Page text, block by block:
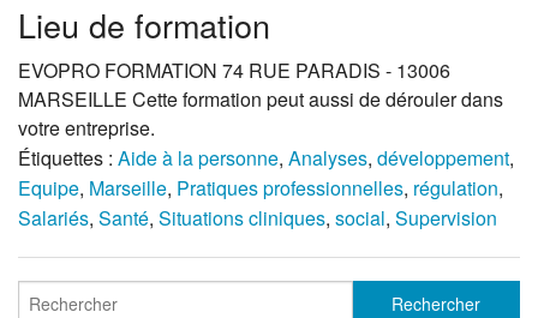
Lieu de formation
EVOPRO FORMATION 74 RUE PARADIS - 13006
MARSEILLE Cette formation peut aussi de dérouler dans
votre entreprise.
Étiquettes : Aide à la personne, Analyses, développement,
Equipe, Marseille, Pratiques professionnelles, régulation,
Salariés, Santé, Situations cliniques, social, Supervision